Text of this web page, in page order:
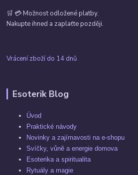
🛒 💳 Možnost odložené platby.
Nakupte ihned a zaplaťte později.
Vrácení zboží do 14 dnů
Esoterik Blog
Úvod
Praktické návody
Novinky a zajímavosti na e-shopu
Svíčky, vůně a energie domova
Esoterika a spiritualita
Rytuály a magie